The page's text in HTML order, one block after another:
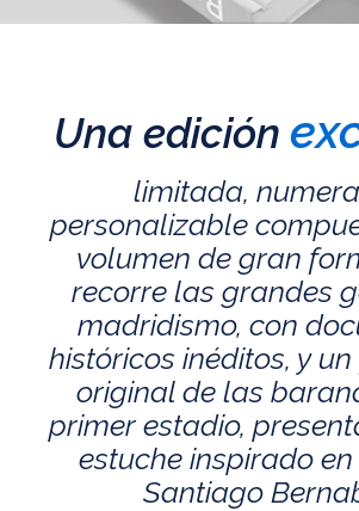
Una edición
limitada,
personalizable
volumen de gran
recorre las grandes
madridismo, con
históricos inéditos, y
original de las
primer estadio,
estuche inspirado
Santiago